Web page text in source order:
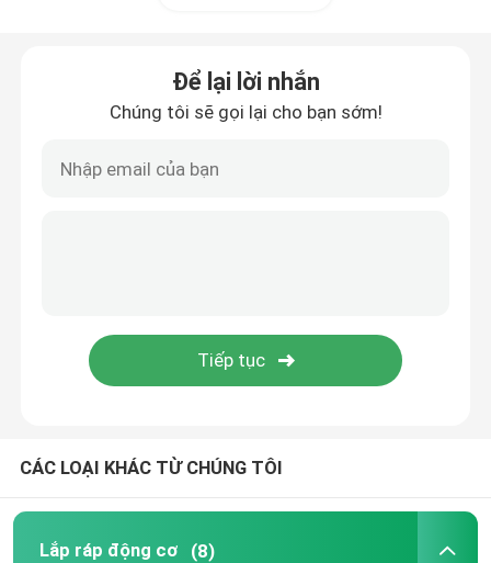
Bộ lắp ráp bánh máy bay
Hệ thống làm mát
Để lại lời nhắn
Chúng tôi sẽ gọi lại cho bạn sớm!
CÁC LOẠI KHÁC TỪ CHÚNG TÔI
Lắp ráp động cơ (8)